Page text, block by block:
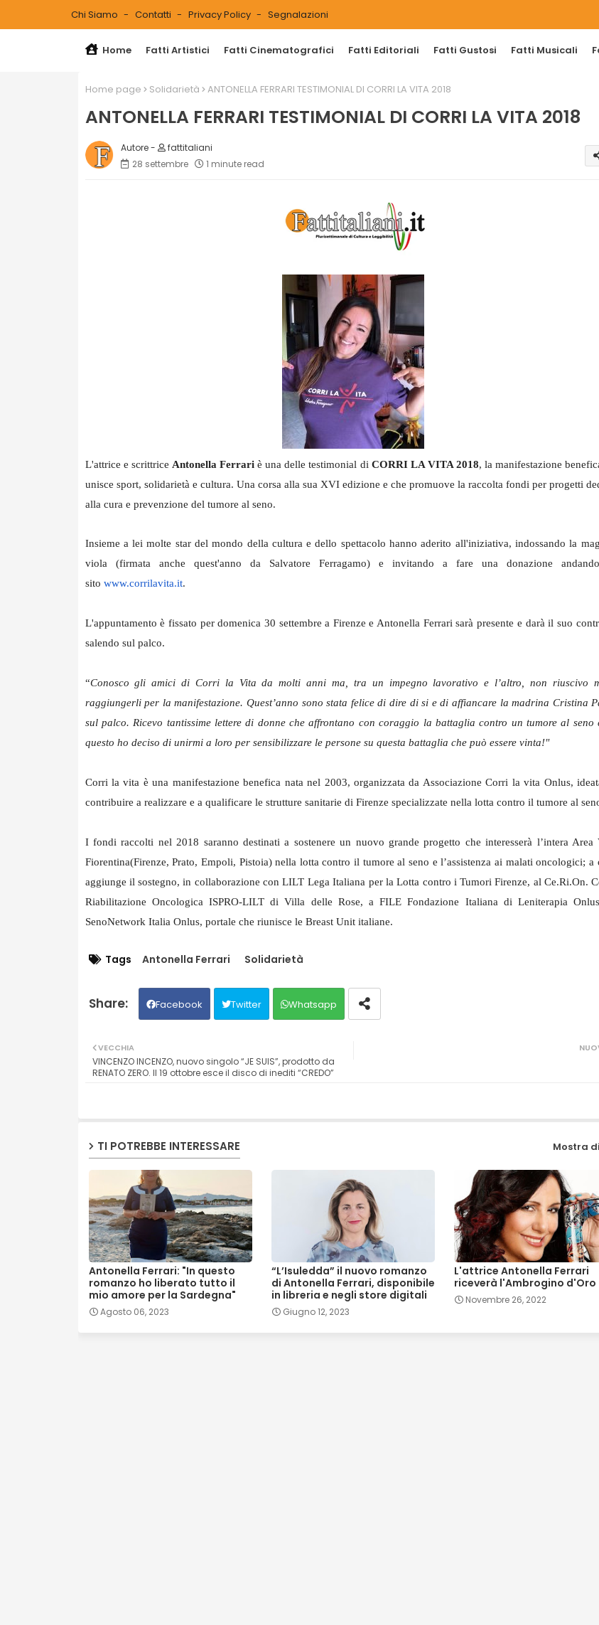
Chi Siamo Contatti Privacy Policy Segnalazioni
Home Fatti Artistici Fatti Cinematografici Fatti Editoriali Fatti Gustosi Fatti Musicali
Home page Solidarietà ANTONELLA FERRARI TESTIMONIAL DI CORRI LA VITA 2018
ANTONELLA FERRARI TESTIMONIAL DI CORRI LA VITA 2018
fattitaliani
28 settembre
1 minute read
L'attrice e scrittrice Antonella Ferrariè una delle testimonial di CORRI LA VITA 2018, la manifestazione
unisce sport, solidarietà e cultura. Una corsa alla sua XVI edizione e che promuove la raccolta fondi per progetti
alla cura e prevenzione del tumore al seno.
Insieme a lei molte star del mondo della cultura e dello spettacolo hanno aderito all'iniziativa, indossando la
viola (firmata anche quest'anno da Salvatore Ferragamo) e invitando a fare una donazione
sito www.corrilavita.it.
L'appuntamento è fissato per domenica 30 settembre a Firenze e Antonella Ferrari sarà presente e darà il suo
salendo sul palco.
“Conosco gli amici di Corri la Vita da molti anni ma, tra un impegno lavorativo e l’altro, non riuscivo
raggiungerli per la manifestazione. Quest’anno sono stata felice di dire di si e di affiancare la madrina Cristina
sul palco. Ricevo tantissime lettere di donne che affrontano con coraggio la battaglia contro un tumore al seno
questo ho deciso di unirmi a loro per sensibilizzare le persone su questa battaglia che può essere vinta!"
Corri la vita è una manifestazione benefica nata nel 2003, organizzata da Associazione Corri la vita Onlus,
contribuire a realizzare e a qualificare le strutture sanitarie di Firenze specializzate nella lotta contro il tumore al
I fondi raccolti nel 2018 saranno destinati a sostenere un nuovo grande progetto che interesserà l’intera Area
Fiorentina(Firenze, Prato, Empoli, Pistoia) nella lotta contro il tumore al seno e l’assistenza ai malati oncologici; a
aggiunge il sostegno, in collaborazione con LILT Lega Italiana per la Lotta contro i Tumori Firenze, al Ce.Ri.On.
Riabilitazione Oncologica ISPRO-LILT di Villa delle Rose, a FILE Fondazione Italiana di Leniterapia
SenoNetwork Italia Onlus, portale che riunisce le Breast Unit italiane.
Tags Antonella Ferrari Solidarietà
Facebook Twitter Whatsapp
VECCHIA
VINCENZO INCENZO, nuovo singolo “JE SUIS”, prodotto da
RENATO ZERO. Il 19 ottobre esce il disco di inediti “CREDO”
TI POTREBBE INTERESSARE Mostra
Antonella Ferrari: "In questo
romanzo ho liberato tutto il
mio amore per la Sardegna"
Agosto 06, 2023
“L’Isuledda” il nuovo romanzo
di Antonella Ferrari, disponibile
in libreria e negli store digitali
Giugno 12, 2023
L'attrice Antonella Ferrari
riceverà l'Ambrogino d'Oro
Novembre 26, 2022